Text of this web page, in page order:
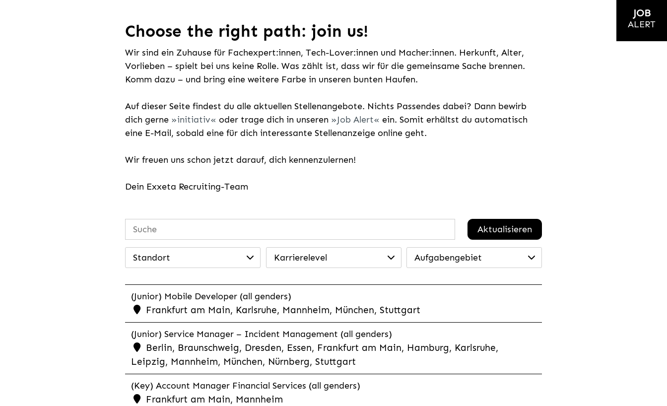
Choose the right path: join us!
Wir sind ein Zuhause für Fachexpert:innen, Tech-Lover:innen und Macher:innen. Herkunft, Alter,
Vorlieben – spielt bei uns keine Rolle. Was zählt ist, dass wir für die gemeinsame Sache brennen.
Komm dazu – und bring eine weitere Farbe in unseren bunten Haufen.
Auf dieser Seite findest du alle aktuellen Stellenangebote. Nichts Passendes dabei? Dann bewirb
dich gerne
initiativ oder trage dich in unseren Job Alert
ein. Somit erhältst du automatisch
eine E-Mail, sobald eine für dich interessante Stellenanzeige online geht.
Wir freuen uns schon jetzt darauf, dich kennenzulernen!
Dein Exxeta Recruiting-Team
Aktualisieren
Standort Karrierelevel Aufgabengebiet
(Junior) Mobile Developer (all genders)
Frankfurt am Main, Karlsruhe, Mannheim, München, Stuttgart
(Junior) Service Manager – Incident Management (all genders)
Berlin, Braunschweig, Dresden, Essen, Frankfurt am Main, Hamburg, Karlsruhe,
Leipzig, Mannheim, München, Nürnberg, Stuttgart
(Key) Account Manager Financial Services (all genders)
Frankfurt am Main, Mannheim
JOB
ALERT